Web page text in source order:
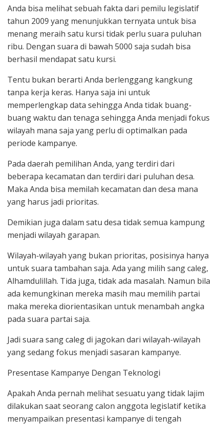
Anda bisa melihat sebuah fakta dari pemilu legislatif
tahun 2009 yang menunjukkan ternyata untuk bisa
menang meraih satu kursi tidak perlu suara puluhan
ribu. Dengan suara di bawah 5000 saja sudah bisa
berhasil mendapat satu kursi.
Tentu bukan berarti Anda berlenggang kangkung
tanpa kerja keras. Hanya saja ini untuk
memperlengkap data sehingga Anda tidak buang-
buang waktu dan tenaga sehingga Anda menjadi fokus
wilayah mana saja yang perlu di optimalkan pada
periode kampanye.
Pada daerah pemilihan Anda, yang terdiri dari
beberapa kecamatan dan terdiri dari puluhan desa.
Maka Anda bisa memilah kecamatan dan desa mana
yang harus jadi prioritas.
Demikian juga dalam satu desa tidak semua kampung
menjadi wilayah garapan.
Wilayah-wilayah yang bukan prioritas, posisinya hanya
untuk suara tambahan saja. Ada yang milih sang caleg,
Alhamdulillah. Tida juga, tidak ada masalah. Namun bila
ada kemungkinan mereka masih mau memilih partai
maka mereka diorientasikan untuk menambah angka
pada suara partai saja.
Jadi suara sang caleg di jagokan dari wilayah-wilayah
yang sedang fokus menjadi sasaran kampanye.
Presentase Kampanye Dengan Teknologi
Apakah Anda pernah melihat sesuatu yang tidak lajim
dilakukan saat seorang calon anggota legislatif ketika
menyampaikan presentasi kampanye di tengah